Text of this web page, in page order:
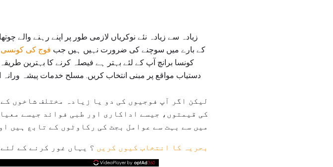
کے بارے میں سوچنے کی ضرورت نہیں ہیں جب فوج کی
کونسا برانچ آپ کے لئے بہتر ہے فیصلہ کرنے کا بہترین
دستیاب مواقع پر مبنی انتخاب کریں. مسلح خدمات پیشہ
لیکن اگر آپ فوجیوں کی دو یا زیادہ مختلف شاخوں
کی قیمتوں، جیسے اداکاری اور طبی فوائد جیسے
میں سے بہت سے عوامل بجٹ کی رکاوٹوں کے تابع ہیں
بحریہ کا انتخاب کیوں کریں ؟ یہاں غور کرنے کے